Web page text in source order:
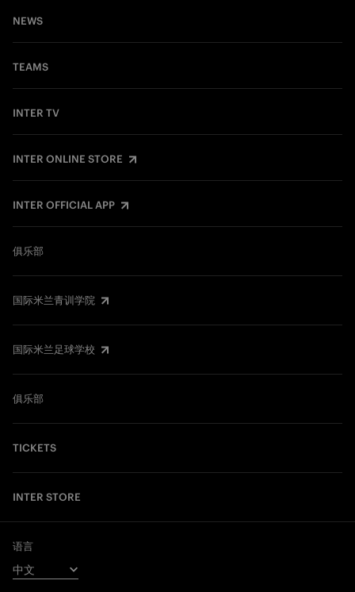
NEWS
TEAMS
INTER TV
INTER ONLINE STORE
INTER OFFICIAL APP
俱乐部
国际米兰青训学院
国际米兰足球学校
俱乐部
TICKETS
INTER STORE
语言